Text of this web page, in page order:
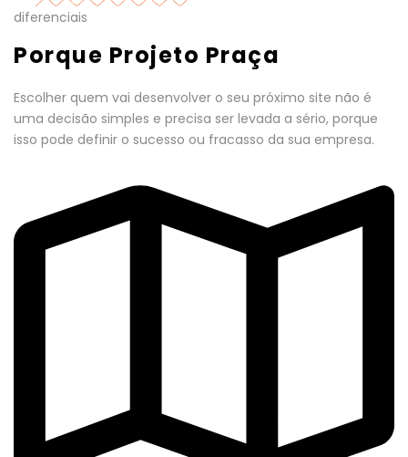
diferenciais
Porque Projeto Praça
Escolher quem vai desenvolver o seu próximo site não é
uma decisão simples e precisa ser levada a sério, porque
isso pode definir o sucesso ou fracasso da sua empresa.